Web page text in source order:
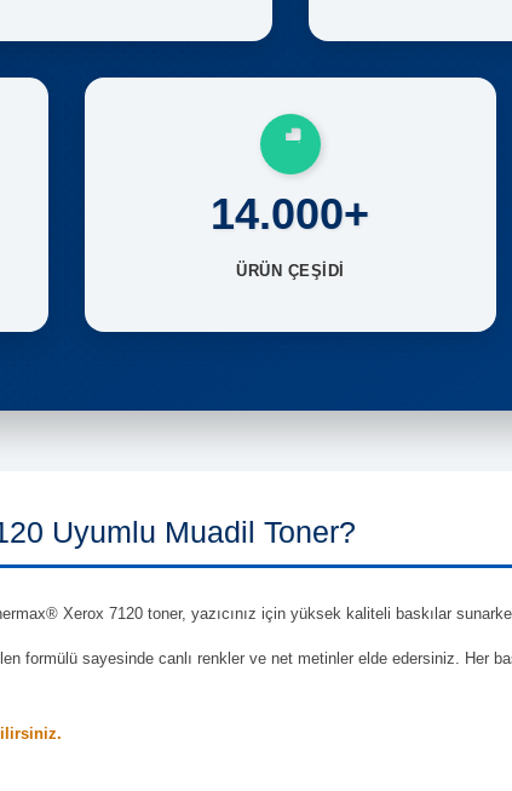
14.000+
ÜRÜN ÇEŞİDİ
Uyumlu Muadil Toner?
Xerox 7120 toner, yazıcınız için yüksek kaliteli baskılar
formülü sayesinde canlı renkler ve net metinler elde edersiniz. Her